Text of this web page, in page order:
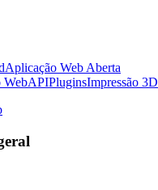
Aplicação Web Aberta
WebAPIPluginsImpressão 3D